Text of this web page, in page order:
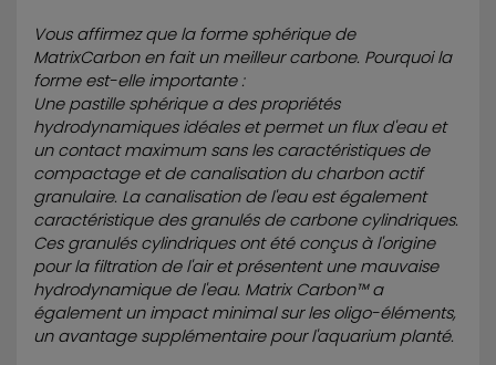
Vous affirmez que la forme sphérique de
MatrixCarbon en fait un meilleur carbone. Pourquoi la
forme est-elle importante :
Une pastille sphérique a des propriétés
hydrodynamiques idéales et permet un flux d'eau et
un contact maximum sans les caractéristiques de
compactage et de canalisation du charbon actif
granulaire. La canalisation de l'eau est également
caractéristique des granulés de carbone cylindriques.
Ces granulés cylindriques ont été conçus à l'origine
pour la filtration de l'air et présentent une mauvaise
hydrodynamique de l'eau. Matrix Carbon™ a
également un impact minimal sur les oligo-éléments,
un avantage supplémentaire pour l'aquarium planté.